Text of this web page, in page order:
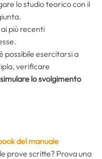
lo studio teorico con il
più recenti
possibile esercitarsi a
verificare
simulare lo svolgimento
del manuale
prove scritte? Prova una